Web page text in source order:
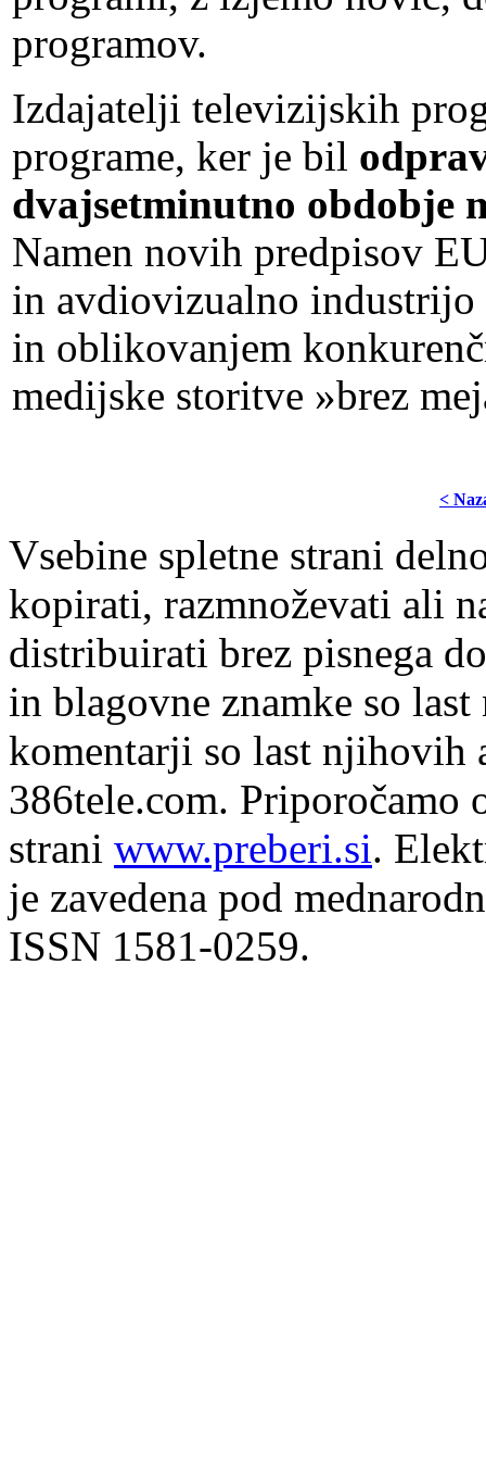
programov.
Izdajatelji televizijskih
programe, ker je bil
dvajsetminutno obdobje
Namen novih predpisov
in avdiovizualno industrijo
in oblikovanjem
medijske storitve »brez
<
Vsebine spletne strani
kopirati, razmnoževati ali
distribuirati brez pisnega
in blagovne znamke so
komentarji so last njihovih
386tele.com. Priporočamo
strani www.preberi.si.
je zavedena pod
ISSN 1581-0259.